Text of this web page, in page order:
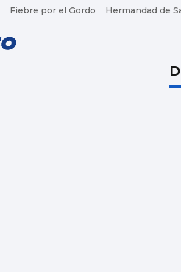
Fiebre por el Gordo Hermandad de